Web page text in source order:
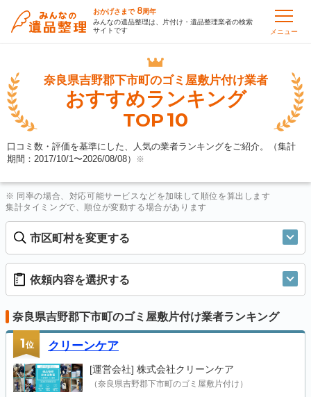
おかげさまで 8周年
みんなの遺品整理は、片付け・遺品整理業者の検索
サイトです
メニュー
奈良県吉野郡下市町のゴミ屋敷片付け業者
おすすめランキング
TOP10
口コミ数・評価を基準にした、人気の業者ランキングをご紹介。（集計
期間：2017/10/1〜2026/08/08） ※
※ 同率の場合、対応可能サービスなどを加味して順位を算出します
集計タイミングで、順位が変動する場合があります
市区町村を変更する
依頼内容を選択する
奈良県吉野郡下市町のゴミ屋敷片付け業者ランキング
1位 クリーンケア
[運営会社] 株式会社クリーンケア
（奈良県吉野郡下市町のゴミ屋敷片付け）